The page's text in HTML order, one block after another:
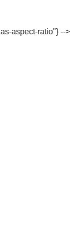
aspect-ratio"} -->